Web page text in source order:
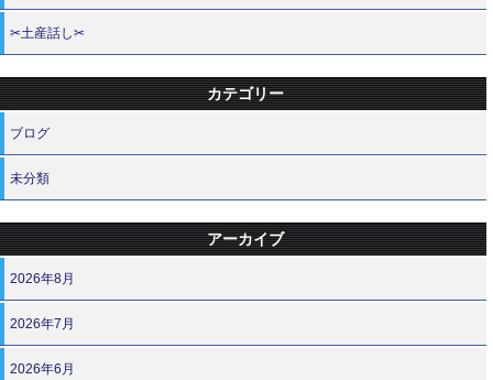
✂土産話し✂
カテゴリー
ブログ
未分類
アーカイブ
2026年8月
2026年7月
2026年6月